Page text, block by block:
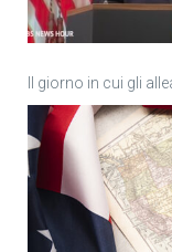
Il giorno in cui gli